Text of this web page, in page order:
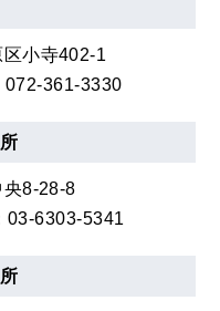
小寺402-1
072-361-3330
8-28-8
03-6303-5341